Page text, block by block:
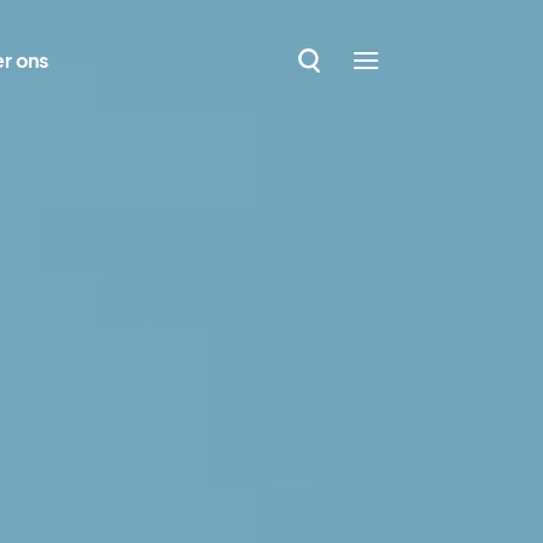
ons